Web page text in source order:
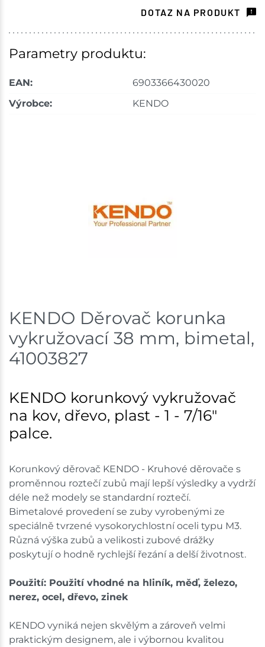
Havlíčkův Brod
Skladem na prodejně - doručení do 7 dnů
Skladem na prodejně - doručení do 7 dnů
Tišnov
Skuteč
Skladem na prodejně - doručení do 7 dnů
3 ks
Skladové množství na prodejnách je pouze orientační.
Ceny na prodejnách se mohou lišit od cen na e-
shopu.
DOTAZ NA PRODUKT
Parametry produktu:
EAN:
6903366430020
Výrobce:
KENDO
KENDO Děrovač korunka
vykružovací 38 mm, bimetal,
41003827
KENDO korunkový vykružovač
na kov, dřevo, plast - 1 - 7/16"
palce.
Korunkový děrovač KENDO - Kruhové děrovače s
proměnnou roztečí zubů mají lepší výsledky a vydrží
déle než modely se standardní roztečí.
Bimetalové provedení se zuby vyrobenými ze
speciálně tvrzené vysokorychlostní oceli typu M3.
Různá výška zubů a velikosti zubové drážky
poskytují o hodně rychlejší řezání a delší životnost.
Použití: Použití vhodné na hliník, měď, železo,
nerez, ocel, dřevo, zinek
KENDO vyniká nejen skvělým a zároveň velmi
praktickým designem, ale i výbornou kvalitou